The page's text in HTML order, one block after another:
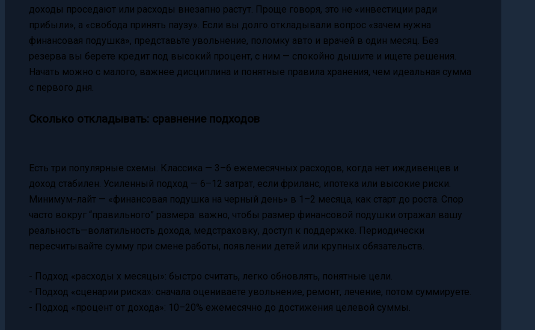
доходы проседают или расходы внезапно растут. Проще говоря, это не «инвестиции ради
прибыли», а «свобода принять паузу». Если вы долго откладывали вопрос «зачем нужна
финансовая подушка», представьте увольнение, поломку авто и врачей в один месяц. Без
резерва вы берете кредит под высокий процент, с ним — спокойно дышите и ищете решения.
Начать можно с малого, важнее дисциплина и понятные правила хранения, чем идеальная сумма
с первого дня.
Сколько откладывать: сравнение подходов
Есть три популярные схемы. Классика — 3–6 ежемесячных расходов, когда нет иждивенцев и
доход стабилен. Усиленный подход — 6–12 затрат, если фриланс, ипотека или высокие риски.
Минимум-лайт — «финансовая подушка на черный день» в 1–2 месяца, как старт до роста. Спор
часто вокруг “правильного” размера: важно, чтобы размер финансовой подушки отражал вашу
реальность—волатильность дохода, медстраховку, доступ к поддержке. Периодически
пересчитывайте сумму при смене работы, появлении детей или крупных обязательств.
- Подход «расходы x месяцы»: быстро считать, легко обновлять, понятные цели.
- Подход «сценарии риска»: сначала оцениваете увольнение, ремонт, лечение, потом суммируете.
- Подход «процент от дохода»: 10–20% ежемесячно до достижения целевой суммы.